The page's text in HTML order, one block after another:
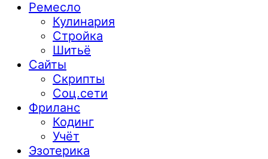
Ремесло
Кулинария
Стройка
Шитьё
Сайты
Скрипты
Соц.сети
Фриланс
Кодинг
Учёт
Эзотерика